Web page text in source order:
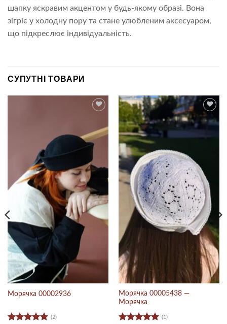
шапку яскравим акцентом у будь-якому образі. Вона
зігріє у холодну пору та стане улюбленим аксесуаром,
що підкреслює індивідуальність.
СУПУТНІ ТОВАРИ
Морячка 00002936
(2)
Морячка 00005438 —
Морячка
(1)